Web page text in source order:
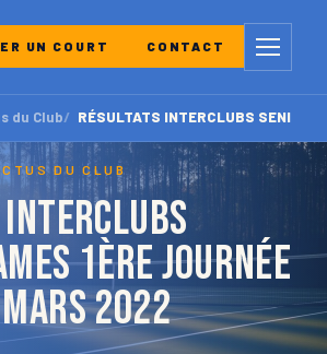
UN COURT CONTACT Menu
du Club RÉSULTATS INTERCLUBS
DU CLUB
1ère journée
2022